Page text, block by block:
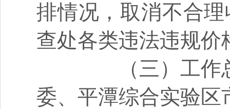
排情况，取消不合
查处各类违法违规
（三）工作
委、平潭综合实验区